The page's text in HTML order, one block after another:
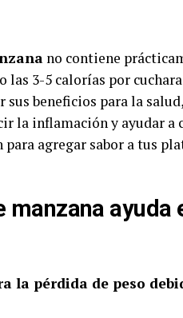
no contiene
3-5 calorías por
sus beneficios para la
la inflamación y ayudar
para agregar sabor a tus
manzana ayuda
la pérdida de peso